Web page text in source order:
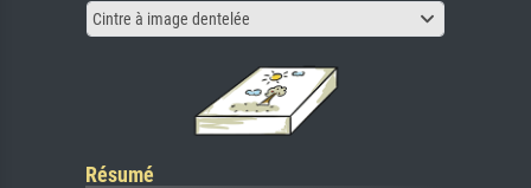
Cintre à image dentelée
Résumé